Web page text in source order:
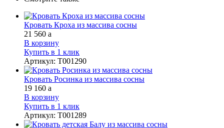
Кровать Кроха из массива сосны
21 560 a
В корзину
Купить в 1 клик
Артикул: Т001290
Кровать Росинка из массива сосны
19 160 a
В корзину
Купить в 1 клик
Артикул: Т001289